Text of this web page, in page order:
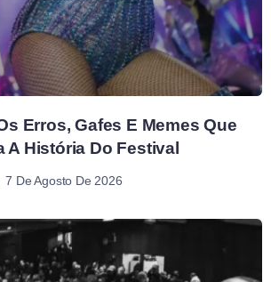
Erros, Gafes E Memes Que
A História Do Festival
7 De Agosto De 2026